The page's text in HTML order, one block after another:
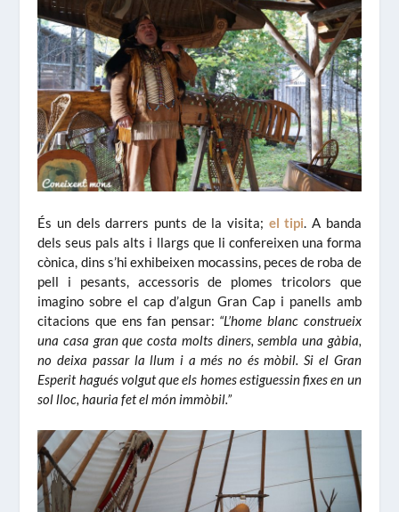
És un dels darrers punts de la visita; el tipi. A banda
dels seus pals alts i llargs que li confereixen una forma
cònica, dins s’hi exhibeixen mocassins, peces de roba de
pell i pesants, accessoris de plomes tricolors que
imagino sobre el cap d’algun Gran Cap i panells amb
citacions que ens fan pensar: “L’home blanc construeix
una casa gran que costa molts diners, sembla una gàbia,
no deixa passar la llum i a més no és mòbil. Si el Gran
Esperit hagués volgut que els homes estiguessin fixes en un
sol lloc, hauria fet el món immòbil.”